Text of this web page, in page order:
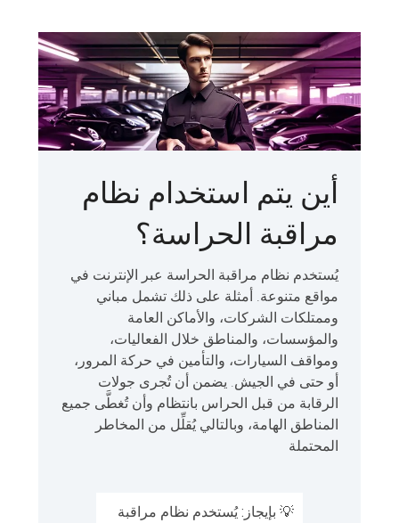
أين يتم استخدام نظام
مراقبة الحراسة؟
يُستخدم نظام مراقبة الحراسة عبر الإنترنت في
مواقع متنوعة. أمثلة على ذلك تشمل مباني
وممتلكات الشركات، والأماكن العامة
والمؤسسات، والمناطق خلال الفعاليات،
ومواقف السيارات، والتأمين في حركة المرور،
أو حتى في الجيش. يضمن أن تُجرى جولات
الرقابة من قبل الحراس بانتظام وأن تُغطَّى جميع
المناطق الهامة، وبالتالي يُقلِّل من المخاطر
المحتملة
💡 بإيجاز:يُستخدم نظام مراقبة